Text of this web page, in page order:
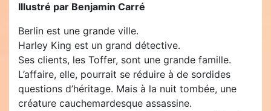
Illustré par Benjamin Carré
Berlin est une grande ville.
Harley King est un grand détective.
Ses clients, les Toffer, sont une grande famille.
L’affaire, elle, pourrait se réduire à de sordides
questions d’héritage. Mais à la nuit tombée, une
créature cauchemardesque assassine.